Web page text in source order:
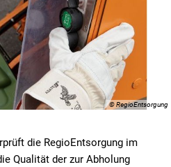
© RegioEntsorgung
die RegioEntsorgung im
Qualität der zur Abholung